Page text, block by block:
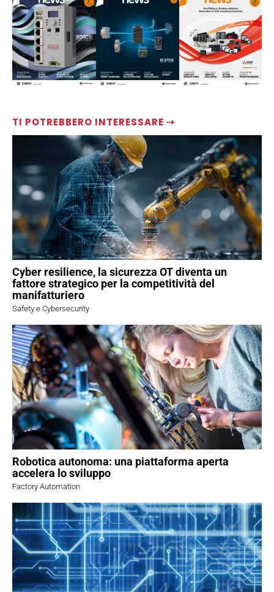
TI POTREBBERO INTERESSARE ⇢
Cyber resilience, la sicurezza OT diventa un
fattore strategico per la competitività del
manifatturiero
Safety e Cybersecurity
Robotica autonoma: una piattaforma aperta
accelera lo sviluppo
Factory Automation